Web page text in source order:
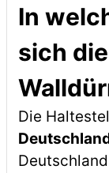
In
sich
Die